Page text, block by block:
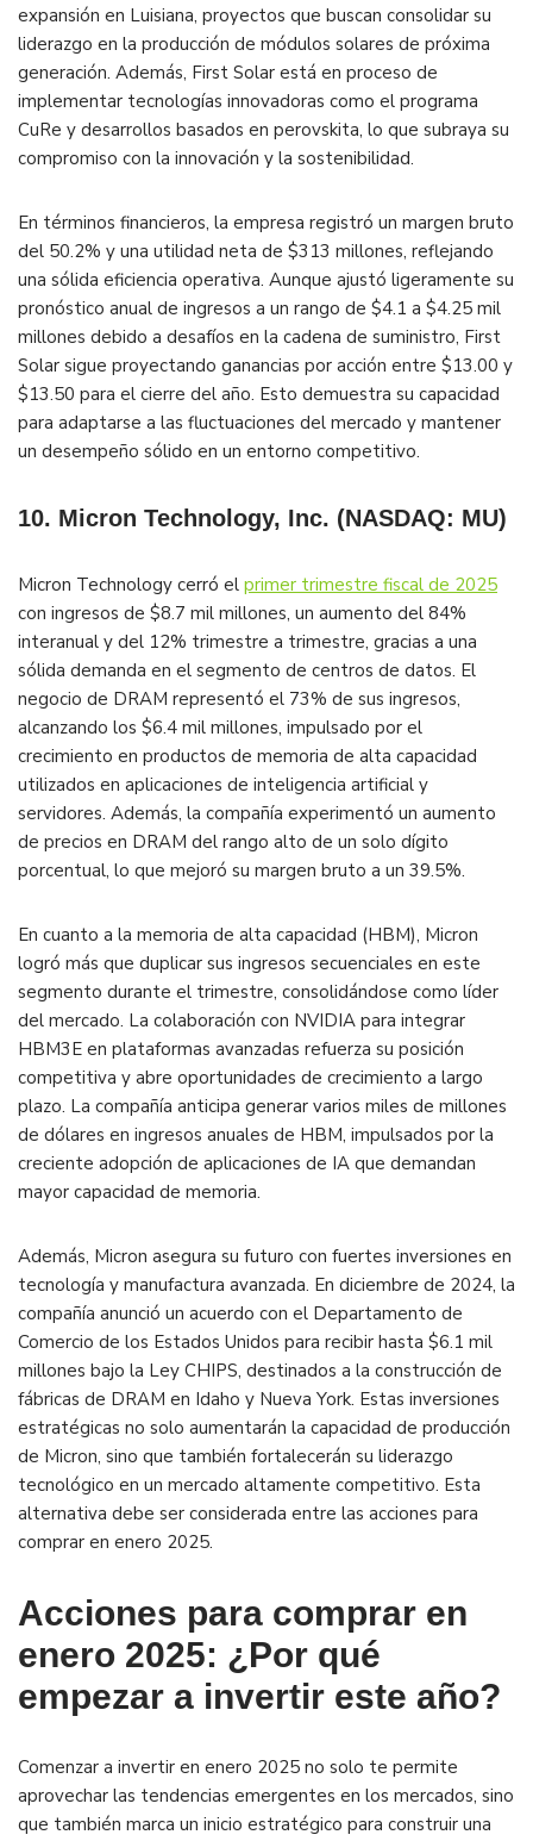
expansión en Luisiana, proyectos que buscan consolidar su
liderazgo en la producción de módulos solares de próxima
generación. Además, First Solar está en proceso de
implementar tecnologías innovadoras como el programa
CuRe y desarrollos basados en perovskita, lo que subraya su
compromiso con la innovación y la sostenibilidad​.
En términos financieros, la empresa registró un margen bruto
del 50.2% y una utilidad neta de $313 millones, reflejando
una sólida eficiencia operativa. Aunque ajustó ligeramente su
pronóstico anual de ingresos a un rango de $4.1 a $4.25 mil
millones debido a desafíos en la cadena de suministro, First
Solar sigue proyectando ganancias por acción entre $13.00 y
$13.50 para el cierre del año. Esto demuestra su capacidad
para adaptarse a las fluctuaciones del mercado y mantener
un desempeño sólido en un entorno competitivo​.
10. Micron Technology, Inc. (NASDAQ: MU)
Micron Technology cerró el primer trimestre fiscal de 2025
con ingresos de $8.7 mil millones, un aumento del 84%
interanual y del 12% trimestre a trimestre, gracias a una
sólida demanda en el segmento de centros de datos. El
negocio de DRAM representó el 73% de sus ingresos,
alcanzando los $6.4 mil millones, impulsado por el
crecimiento en productos de memoria de alta capacidad
utilizados en aplicaciones de inteligencia artificial y
servidores. Además, la compañía experimentó un aumento
de precios en DRAM del rango alto de un solo dígito
porcentual, lo que mejoró su margen bruto a un 39.5%.
En cuanto a la memoria de alta capacidad (HBM), Micron
logró más que duplicar sus ingresos secuenciales en este
segmento durante el trimestre, consolidándose como líder
del mercado. La colaboración con NVIDIA para integrar
HBM3E en plataformas avanzadas refuerza su posición
competitiva y abre oportunidades de crecimiento a largo
plazo. La compañía anticipa generar varios miles de millones
de dólares en ingresos anuales de HBM, impulsados por la
creciente adopción de aplicaciones de IA que demandan
mayor capacidad de memoria.
Además, Micron asegura su futuro con fuertes inversiones en
tecnología y manufactura avanzada. En diciembre de 2024, la
compañía anunció un acuerdo con el Departamento de
Comercio de los Estados Unidos para recibir hasta $6.1 mil
millones bajo la Ley CHIPS, destinados a la construcción de
fábricas de DRAM en Idaho y Nueva York. Estas inversiones
estratégicas no solo aumentarán la capacidad de producción
de Micron, sino que también fortalecerán su liderazgo
tecnológico en un mercado altamente competitivo. Esta
alternativa debe ser considerada entre las acciones para
comprar en enero 2025.
Acciones para comprar en
enero 2025: ¿Por qué
empezar a invertir este año?
Comenzar a invertir en enero 2025 no solo te permite
aprovechar las tendencias emergentes en los mercados, sino
que también marca un inicio estratégico para construir una